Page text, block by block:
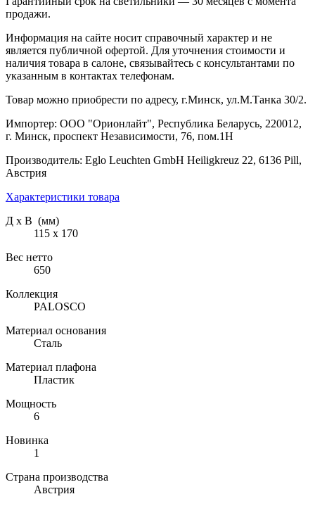
продажи.
Информация на сайте носит справочный характер и не
является публичной офертой. Для уточнения стоимости и
наличия товара в салоне, связывайтесь с консультантами по
указанным в контактах телефонам.
Товар можно приобрести по адресу, г.Минск, ул.М.Танка 30/2.
Импортер: ООО "Орионлайт", Республика Беларусь, 220012,
г. Минск, проспект Независимости, 76, пом.1Н
Производитель: Eglo Leuchten GmbH Heiligkreuz 22, 6136 Pill,
Австрия
Характеристики товара
Д х В (мм)
115 х 170
Вес нетто
650
Коллекция
PALOSCO
Материал основания
Сталь
Материал плафона
Пластик
Мощность
6
Новинка
1
Страна производства
Австрия